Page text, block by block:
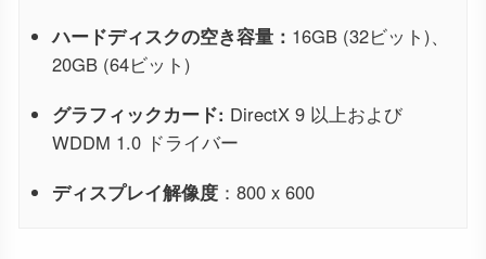
ハードディスクの空き容量： 16GB (32ビット)、
20GB (64ビット)
グラフィックカード: DirectX 9 以上および
WDDM 1.0 ドライバー
ディスプレイ解像度 ：800 x 600